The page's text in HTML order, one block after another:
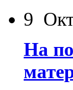
9
На